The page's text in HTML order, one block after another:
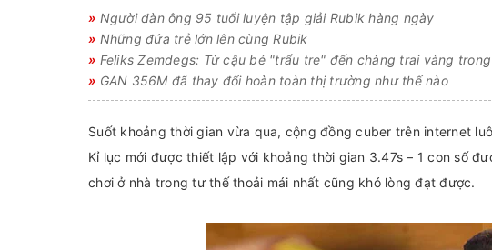
» Người đàn ông 95 tuổi luyện tập giải Rubik hàng ngày
» Những đứa trẻ lớn lên cùng Rubik
» Feliks Zemdegs: Từ cậu bé "trẩu tre" đến chàng trai vàng
» GAN 356M đã thay đổi hoàn toàn thị trường như thế nào
Suốt khoảng thời gian vừa qua, cộng đồng cuber trên internet
Kỉ lục mới được thiết lập với khoảng thời gian 3.47s – 1 con số
chơi ở nhà trong tư thế thoải mái nhất cũng khó lòng đạt được.